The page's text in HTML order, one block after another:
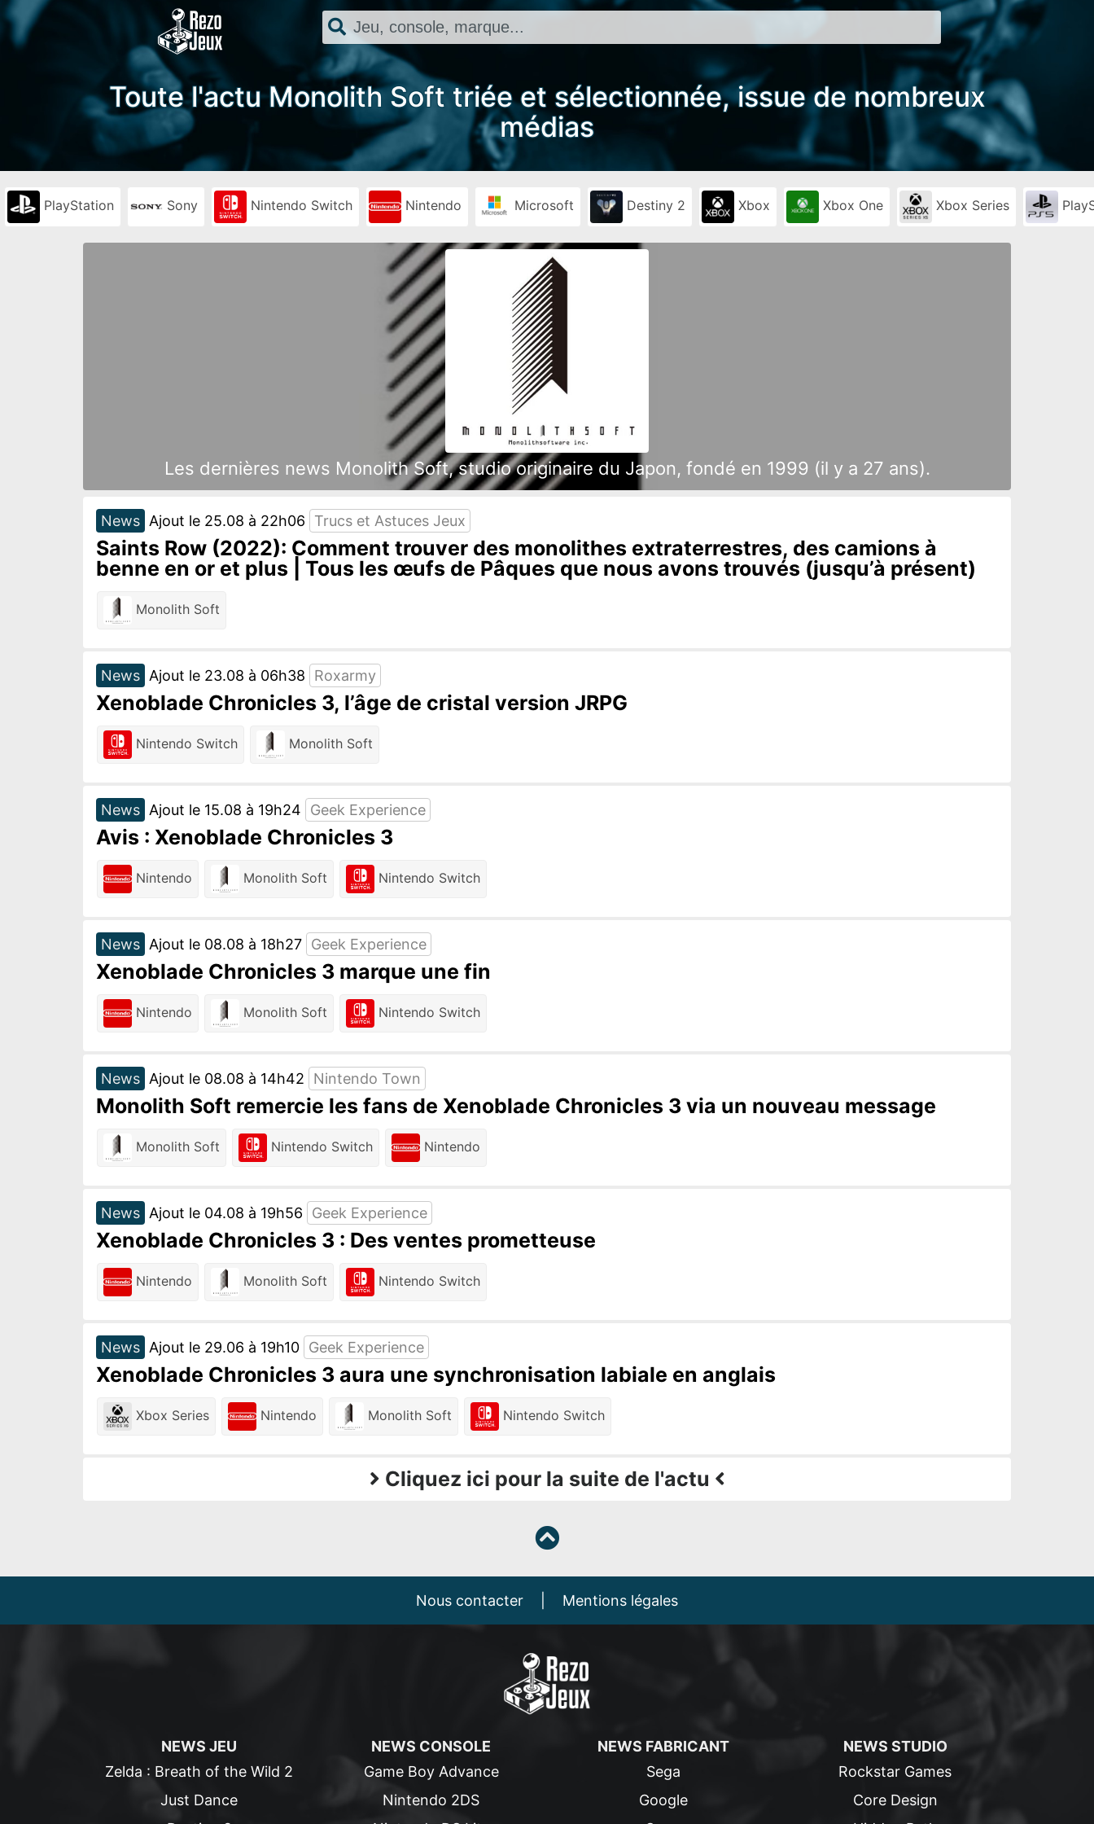
Toute l'actu Monolith Soft triée et sélectionnée, issue de nombreux
médias
PlayStation Sony Nintendo Switch Nintendo Microsoft Destiny 2 Xbox Xbox One Xbox Series
Les dernières news Monolith Soft, studio originaire du Japon, fondé en 1999 (il y a 27 ans).
News Ajout le 25.08 à 22h06 Trucs et Astuces Jeux
Saints Row (2022): Comment trouver des monolithes extraterrestres, des camions à
benne en or et plus | Tous les œufs de Pâques que nous avons trouvés (jusqu’à présent)
Monolith Soft
News Ajout le 23.08 à 06h38 Roxarmy
Xenoblade Chronicles 3, l’âge de cristal version JRPG
Nintendo Switch Monolith Soft
News Ajout le 15.08 à 19h24 Geek Experience
Avis : Xenoblade Chronicles 3
Nintendo Monolith Soft Nintendo Switch
News Ajout le 08.08 à 18h27 Geek Experience
Xenoblade Chronicles 3 marque une fin
Nintendo Monolith Soft Nintendo Switch
News Ajout le 08.08 à 14h42 Nintendo Town
Monolith Soft remercie les fans de Xenoblade Chronicles 3 via un nouveau message
Monolith Soft Nintendo Switch Nintendo
News Ajout le 04.08 à 19h56 Geek Experience
Xenoblade Chronicles 3 : Des ventes prometteuse
Nintendo Monolith Soft Nintendo Switch
News Ajout le 29.06 à 19h10 Geek Experience
Xenoblade Chronicles 3 aura une synchronisation labiale en anglais
Xbox Series Nintendo Monolith Soft Nintendo Switch
Cliquez ici pour la suite de l'actu
Nous contacter Mentions légales
NEWS JEU
Zelda : Breath of the Wild 2
Just Dance
NEWS CONSOLE
Game Boy Advance
Nintendo 2DS
NEWS FABRICANT
Sega
Google
NEWS STUDIO
Rockstar Games
Core Design